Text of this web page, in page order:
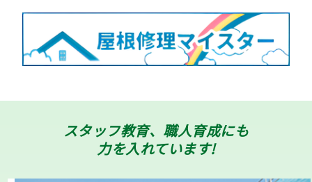
スタッフ教育、職人育成にも
力を入れています!